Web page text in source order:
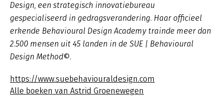
Design, een strategisch innovatiebureau
gespecialiseerd in gedragsverandering. Haar officieel
erkende Behavioural Design Academy trainde meer dan
2.500 mensen uit 45 landen in de SUE | Behavioural
Design Method©.
https://www.suebehaviouraldesign.com
Alle boeken van Astrid Groenewegen